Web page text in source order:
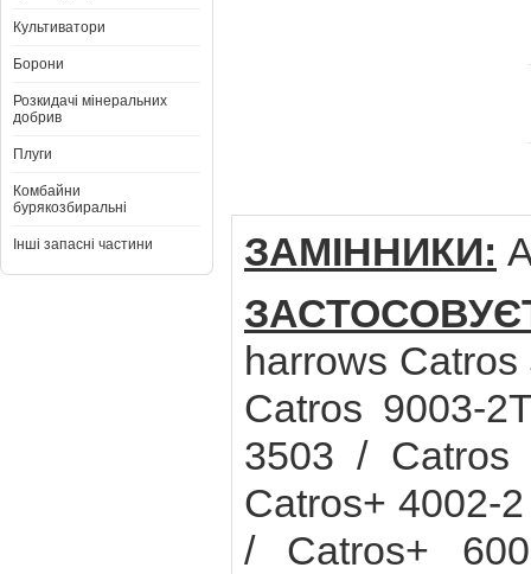
Культиватори
Борони
Розкидачі мінеральних
добрив
Плуги
Комбайни
бурякозбиральні
Інші запасні частини ЗАМІННИКИ:
harrows
Catros 9003-
3503 / Catros
Catros+ 4002-
/ Catros+